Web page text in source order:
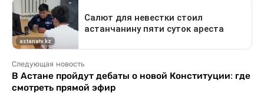
Следующая новость
В Астане пройдут дебаты о новой Конституции: где
смотреть прямой эфир